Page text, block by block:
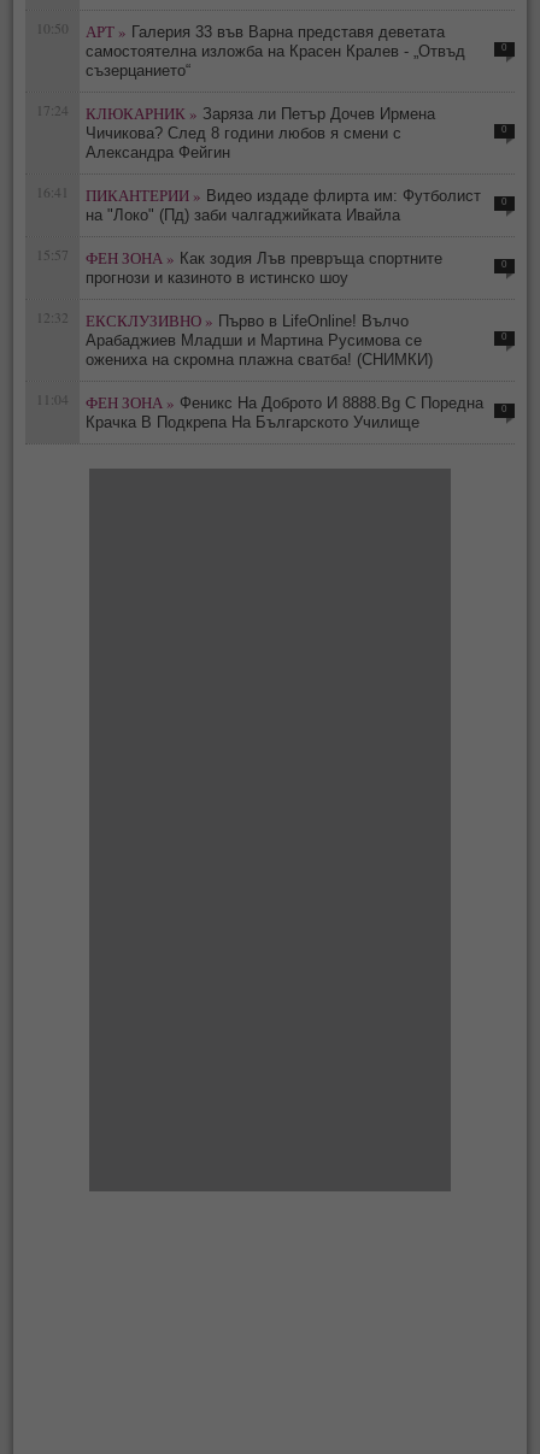
10:50 АРТ » Галерия 33 във Варна представя деветата
самостоятелна изложба на Красен Кралев - „Отвъд
съзерцанието“
0
17:24 КЛЮКАРНИК » Заряза ли Петър Дочев Ирмена
Чичикова? След 8 години любов я смени с
Александра Фейгин
0
16:41 ПИКАНТЕРИИ » Видео издаде флирта им: Футболист
на "Локо" (Пд) заби чалгаджийката Ивайла
0
15:57 ФЕН ЗОНА » Как зодия Лъв превръща спортните
прогнози и казиното в истинско шоу
0
12:32 ЕКСКЛУЗИВНО » Първо в LifeOnline! Вълчо
Арабаджиев Младши и Мартина Русимова сe
oжениха на скромна плажна сватба! (СНИМКИ)
0
11:04 ФЕН ЗОНА » Феникс На Доброто И 8888.Bg С Поредна
Крачка В Подкрепа На Българското Училище
0